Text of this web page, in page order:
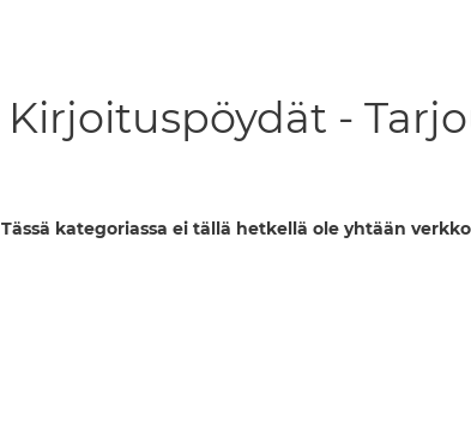
Kirjoituspöydät -
Tässä kategoriassa ei tällä hetkellä ole yhtään